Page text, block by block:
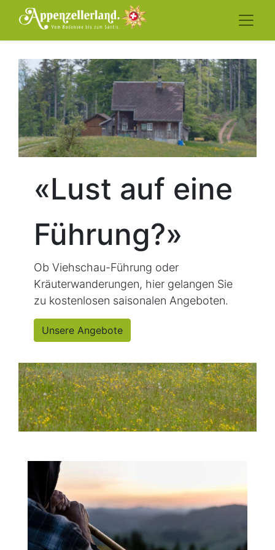
«Lust auf eine
Führung?»
Ob Viehschau-Führung oder
Kräuterwanderungen, hier gelangen Sie
zu kostenlosen saisonalen Angeboten.
Unsere Angebote